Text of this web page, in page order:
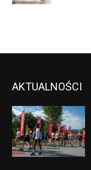
AKTUALNOŚCI